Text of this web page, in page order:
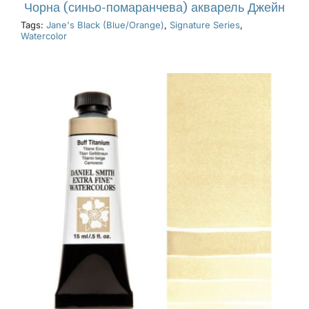
Чорна (синьо-помаранчева) акварель Джейн
Tags: Jane's Black (Blue/Orange), Signature Series,
Watercolor